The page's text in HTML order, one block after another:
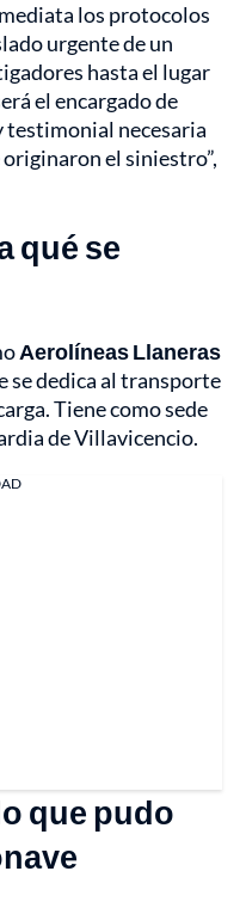
los protocolos
urgente de un
hasta el lugar
el encargado de
testimonial necesaria
el siniestro”,
qué se
Aerolíneas Llaneras
se dedica al transporte
Tiene como sede
de Villavicencio.
que pudo